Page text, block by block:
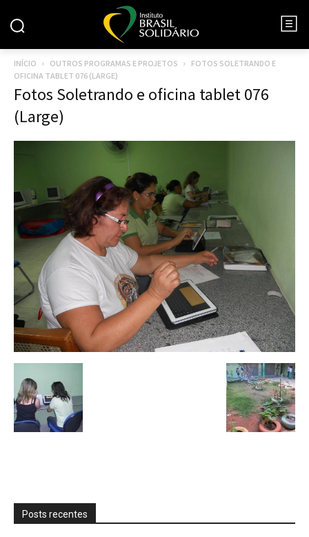
INÍCIO OUTROS PROGRAMAS E PROJETOS
FOTOS SOLETRANDO E
OFICINA TABLET 076 (LARGE)
Fotos Soletrando e oficina tablet 076
(Large)
Posts recentes